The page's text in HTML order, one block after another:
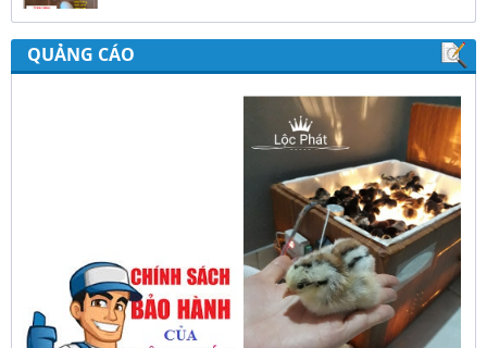
ĐK2200
nấu rượu bằng điện tự động Lộc Phát
Hướng dẫn sử dụng bộ điều khiển ủ sữa
chua công nghiệp Lộc Phát
Hướng dẫn sử dụng bộ điều khiển độ ẩm
gold, nhiệt độ và ánh sáng tự động Lộc
Phát
QUẢNG CÁO